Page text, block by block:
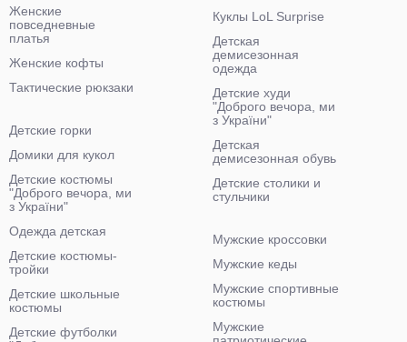
Женские
повседневные
платья
Женские кофты
Тактические рюкзаки
Куклы LoL Surprise
Детская
демисезонная
одежда
Детские худи
"Доброго вечора, ми
з України"
Детская
демисезонная обувь
Детские столики и
стульчики
Детские горки
Домики для кукол
Детские костюмы
"Доброго вечора, ми
з України"
Одежда детская
Детские костюмы-
тройки
Детские школьные
костюмы
Детские футболки
Мужские кроссовки
Мужские кеды
Мужские спортивные
костюмы
Мужские